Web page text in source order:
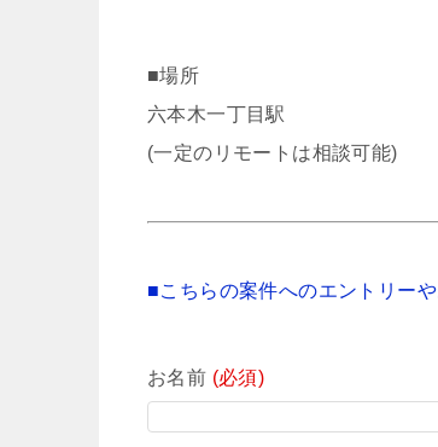
■場所
六本木一丁目駅
(一定のリモートは相談可能)
■こちらの案件へのエントリー
お名前 (必須)